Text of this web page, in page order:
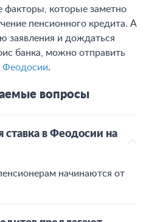
которые заметно
пенсионного кредита. А
заявления и дождаться
банка, можно отправить
Феодосии.
вопросы
ставка в Феодосии на
начинаются от